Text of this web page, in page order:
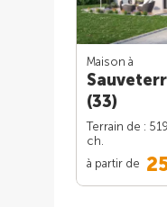
Maison à
(33)
Terrain de :
ch.
à partir de